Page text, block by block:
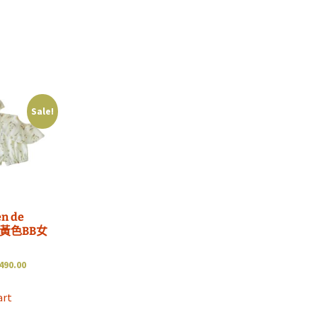
Sale!
de
色BB女
490.00